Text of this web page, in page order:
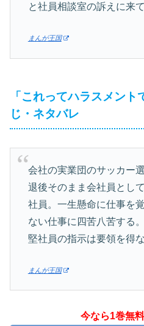
と社員相談室の訴えに来
まんが王国
「これってハラスメン
じ・ネタバレ
会社の実業団のサッカー
退後そのまま会社員とし
社員。一生懸命に仕事を
ない仕事に四苦八苦する
堅社員の指示は要領を得
まんが王国
今なら1巻無